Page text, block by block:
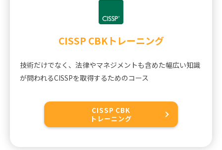
CISSP CBKトレーニング
技術だけでなく、法律やマネジメントも含めた幅広い知識
が問われるCISSPを取得するためのコース
CISSP CBK
トレーニング